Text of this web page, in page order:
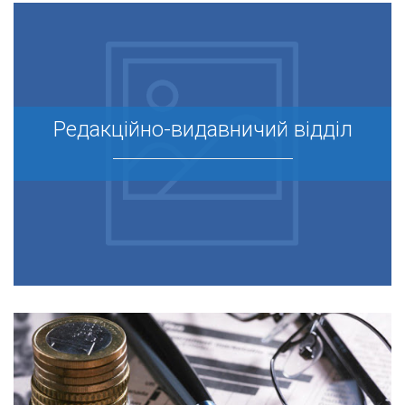
Редакційно-видавничий відділ
Редакційно-видавничий відділ